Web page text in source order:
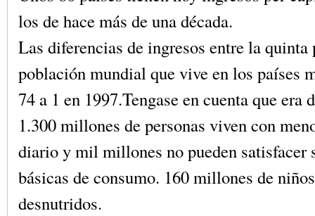
los de hace más de una década.
Las diferencias de ingresos entre la quinta
población mundial que vive en los países
74 a 1 en 1997.Tengase en cuenta que era
1.300 millones de personas viven con
diario y mil millones no pueden satisfacer
básicas de consumo. 160 millones de
desnutridos.